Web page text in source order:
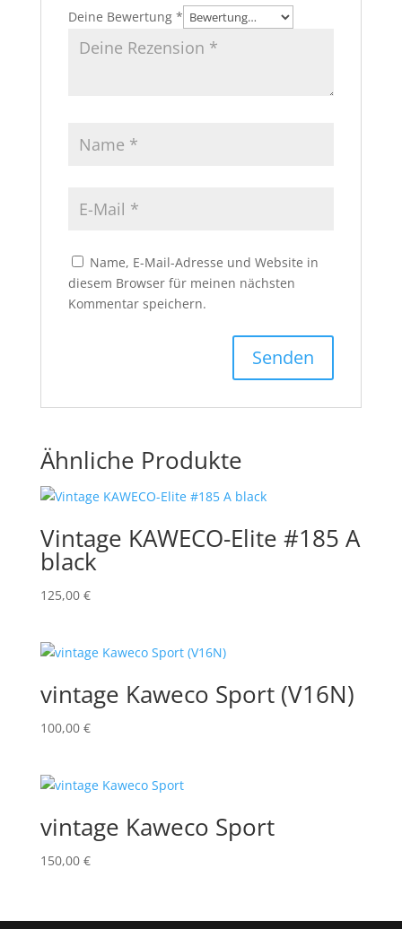
Deine Bewertung *
Name, E-Mail-Adresse und Website in
diesem Browser für meinen nächsten
Kommentar speichern.
Ähnliche Produkte
Vintage KAWECO-Elite #185 A
black
125,00 €
vintage Kaweco Sport (V16N)
100,00 €
vintage Kaweco Sport
150,00 €